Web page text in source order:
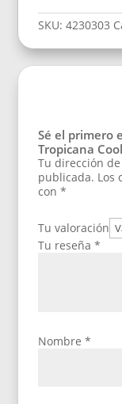
SKU:4230303
Sé el primero
Tropicana
Tu dirección
publicada. Los
con*
Tu valoración
Tu reseña*
Nombre*